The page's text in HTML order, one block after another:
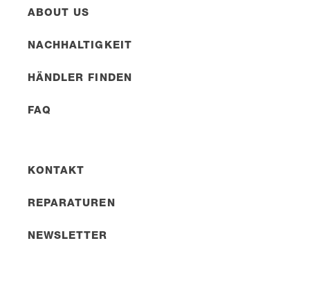
ABOUT US
NACHHALTIGKEIT
HÄNDLER FINDEN
FAQ
KONTAKT
REPARATUREN
NEWSLETTER